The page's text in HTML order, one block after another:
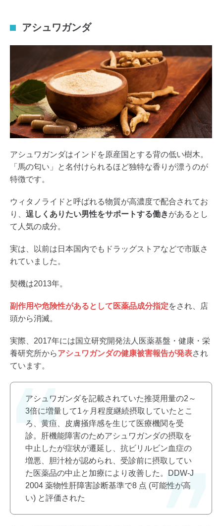
アシュワガンダ
アシュワガンダはインドを原産国とする背の低い樹木。
「馬の匂い」と名付けられるほど独特な香りが漂うのが
特徴です。
ウィタノライドと呼ばれる物質が高濃度で配合されてお
り、 逞しくありたい男性をサポートする働きがあるとし
て人気の成分。
実は、以前は日本国内でもドラッグストアなどで市販さ
れていました。
契機は2013年。
副作用や危険性があるとして医薬品成分指定をされ、店
頭から消滅。
実際、2017年には国立研究開発法人医薬基盤・健康・栄
養研究所からアシュワガンダの健康被害報告が発表され
ています。
アシュワガンダを記載されていた推奨用量の2～
3倍に増量して1ヶ月程度継続摂取していたとこ
ろ、黄疸、皮膚掻痒感を生じて医療機関を受
診。肝機能障害のためアシュワガンダの摂取を
中止したが症状が遷延し、抗ビリルビン血症の
増悪、胆汁栓が認められ、受診前に摂取してい
た医薬品の中止と加療により改善した。DDW-J
2004 薬物性肝障害診断基準で8 点 (可能性が高
い) と評価された